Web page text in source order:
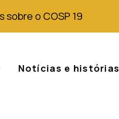
o COSP 19
Notícias e histórias